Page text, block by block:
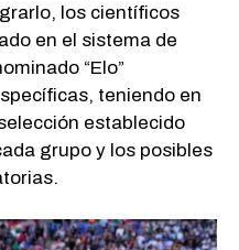
los científicos
en el sistema de
“Elo”
teniendo en
establecido
grupo y los posibles